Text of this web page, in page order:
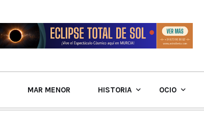
MAR MENOR HISTORIA OCIO